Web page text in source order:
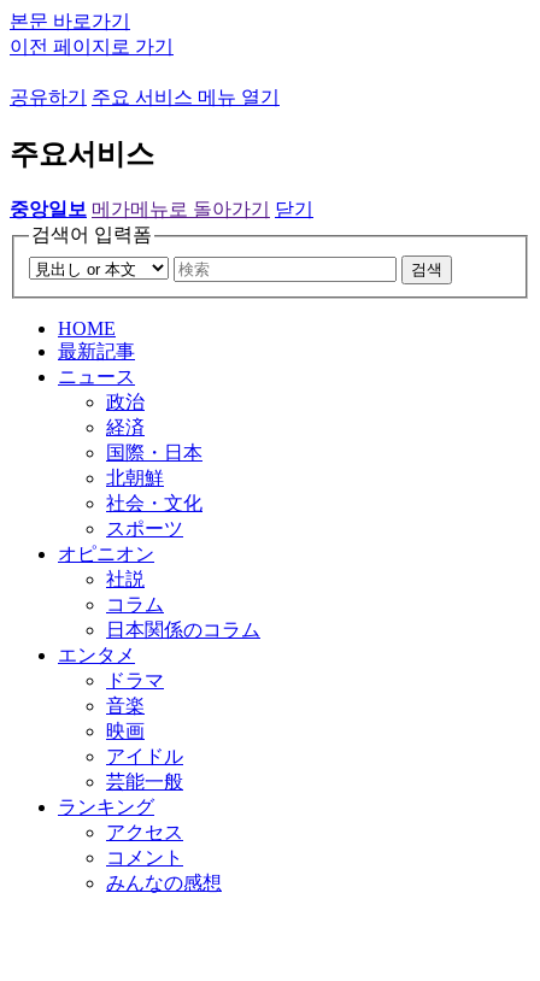
본문 바로가기
이전 페이지로 가기
공유하기 주요 서비스 메뉴 열기
주요서비스
중앙일보 메가메뉴로 돌아가기
닫기
검색어 입력폼
검색
HOME
最新記事
ニュース
政治
経済
国際・日本
北朝鮮
社会・文化
スポーツ
オピニオン
社説
コラム
日本関係のコラム
エンタメ
ドラマ
音楽
映画
アイドル
芸能一般
ランキング
アクセス
コメント
みんなの感想